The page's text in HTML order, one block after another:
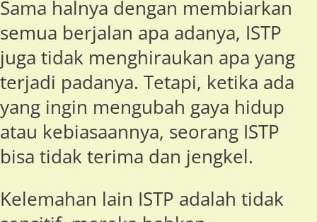
Sama halnya dengan membiarkan
semua berjalan apa adanya, ISTP
juga tidak menghiraukan apa yang
terjadi padanya. Tetapi, ketika ada
yang ingin mengubah gaya hidup
atau kebiasaannya, seorang ISTP
bisa tidak terima dan jengkel.
Kelemahan lain ISTP adalah tidak